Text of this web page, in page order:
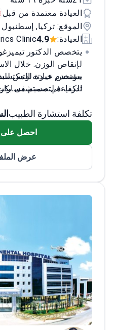
العيادة معتمدة من قبل
الموقع: تركيا, إسطنبول
العيادة:
4.9
Clinic
يتخصص الدكتور
لإنقاص الوزن. خلال
يستخدم خبرته
الكفاءة لتصميم
مؤسس عيادة لوتس
تدرب في مستشفى
كونوك - وهو مركز
اجتاز امتحان ترخيص
العيادة حاصلة على
تكلفة استشارة الطبيب
احصل
عرض